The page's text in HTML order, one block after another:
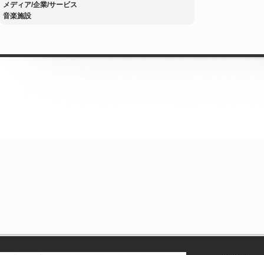
メディア/企業/サービス
音楽施設